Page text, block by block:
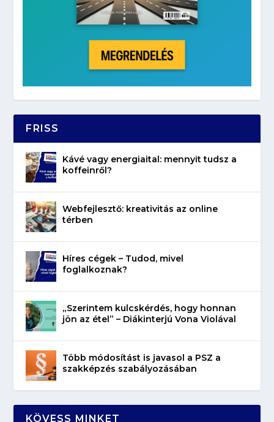
FRISS
Kávé vagy energiaital: mennyit tudsz a
koffeinről?
Webfejlesztő: kreativitás az online
térben
Híres cégek – Tudod, mivel
foglalkoznak?
„Szerintem kulcskérdés, hogy honnan
jön az étel” – Diákinterjú Vona Violával
Több módosítást is javasol a PSZ a
szakképzés szabályozásában
KÖVESS MINKET